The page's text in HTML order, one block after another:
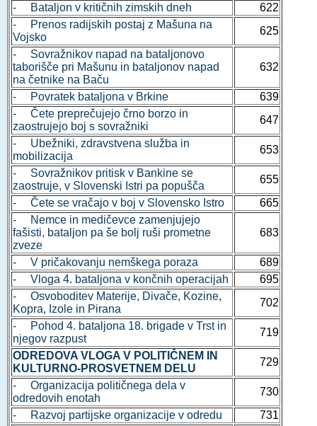
- Bataljon v kritičnih zimskih dneh
622
- Prenos radijskih postaj z Mašuna na
Vojsko
625
- Sovražnikov napad na bataljonovo
taborišče pri Mašunu in bataljonov napad
na četnike na Baču
632
- Povratek bataljona v Brkine
639
- Čete preprečujejo črno borzo in
zaostrujejo boj s sovražniki
647
- Ubežniki, zdravstvena služba in
mobilizacija
653
- Sovražnikov pritisk v Bankine se
zaostruje, v Slovenski Istri pa popušča
655
- Čete se vračajo v boj v Slovensko Istro
665
- Nemce in medičevce zamenjujejo
fašisti, bataljon pa še bolj ruši prometne
zveze
683
- V pričakovanju nemškega poraza
689
- Vloga 4. bataljona v končnih operacijah
695
- Osvoboditev Materije, Divače, Kozine,
Kopra, Izole in Pirana
702
- Pohod 4. bataljona 18. brigade v Trst in
njegov razpust
719
ODREDOVA VLOGA V POLITIČNEM IN
KULTURNO-PROSVETNEM DELU
729
- Organizacija političnega dela v
odredovih enotah
730
- Razvoj partijske organizacije v odredu
731